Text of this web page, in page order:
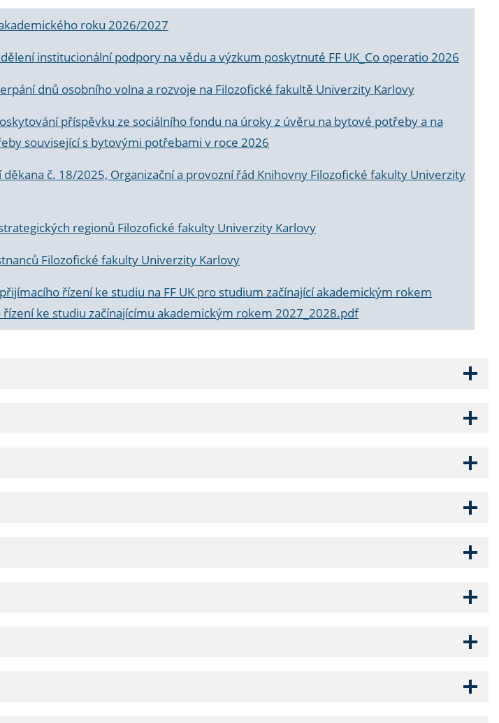
roku 2026/2027
institucionální podpory na vědu a výzkum poskytnuté FF UK_Co operatio 2026
dnů osobního volna a rozvoje na Filozofické fakultě Univerzity Karlovy
příspěvku ze sociálního fondu na úroky z úvěru na bytové potřeby a na
související s bytovými potřebami v roce 2026
č. 18/2025, Organizační a provozní řád Knihovny Filozofické fakulty Univerzity
regionů Filozofické fakulty Univerzity Karlovy
Filozofické fakulty Univerzity Karlovy
řízení ke studiu na FF UK pro studium začínající akademickým rokem
ke studiu začínajícímu akademickým rokem 2027_2028.pdf